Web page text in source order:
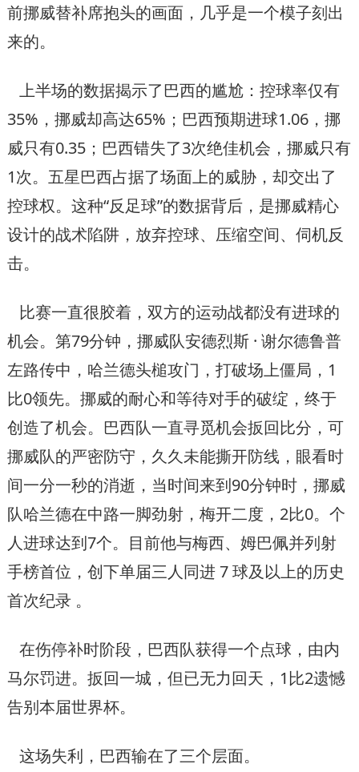
前挪威替补席抱头的画面，几乎是一个模子刻出
来的。
上半场的数据揭示了巴西的尴尬：控球率仅有
35%，挪威却高达65%；巴西预期进球1.06，挪
威只有0.35；巴西错失了3次绝佳机会，挪威只有
1次。五星巴西占据了场面上的威胁，却交出了
控球权。这种“反足球”的数据背后，是挪威精心
设计的战术陷阱，放弃控球、压缩空间、伺机反
击。
比赛一直很胶着，双方的运动战都没有进球的
机会。第79分钟，挪威队安德烈斯 · 谢尔德鲁普
左路传中，哈兰德头槌攻门，打破场上僵局，1
比0领先。挪威的耐心和等待对手的破绽，终于
创造了机会。巴西队一直寻觅机会扳回比分，可
挪威队的严密防守，久久未能撕开防线，眼看时
间一分一秒的消逝，当时间来到90分钟时，挪威
队哈兰德在中路一脚劲射，梅开二度，2比0。个
人进球达到7个。目前他与梅西、姆巴佩并列射
手榜首位，创下单届三人同进 7 球及以上的历史
首次纪录 。‌‌
在伤停补时阶段，巴西队获得一个点球，由内
马尔罚进。扳回一城，但已无力回天，1比2遗憾
告别本届世界杯。
这场失利，巴西输在了三个层面。